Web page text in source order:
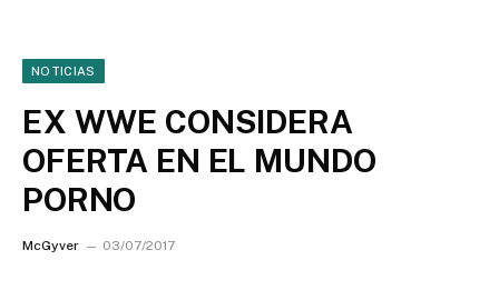
NOTICIAS
EX WWE CONSIDERA
OFERTA EN EL MUNDO
PORNO
McGyver 03/07/2017